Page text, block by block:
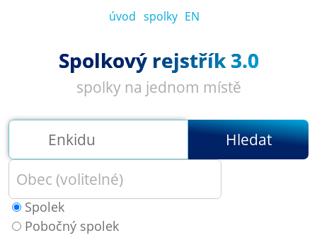
úvod spolky EN
Spolkový rejstřík 3.0
spolky na jednom místě
Hledat
Spolek
Pobočný spolek